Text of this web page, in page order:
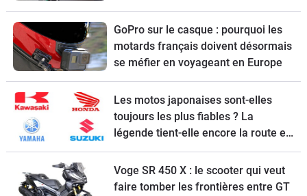
GoPro sur le casque : pourquoi les
motards français doivent désormais
se méfier en voyageant en Europe
Les motos japonaises sont-elles
toujours les plus fiables ? La
légende tient-elle encore la route en
2026 ?
Voge SR 450 X : le scooter qui veut
faire tomber les frontières entre GT